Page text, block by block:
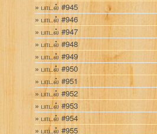
பாடல் #945
பாடல் #946
பாடல் #947
பாடல் #948
பாடல் #949
பாடல் #950
பாடல் #951
பாடல் #952
பாடல் #953
பாடல் #954
பாடல் #955